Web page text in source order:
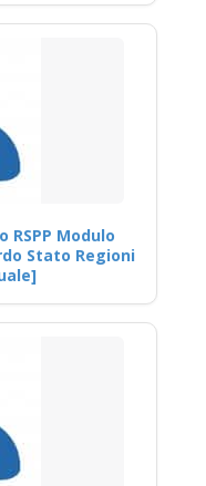
RSPP Modulo
Stato Regioni